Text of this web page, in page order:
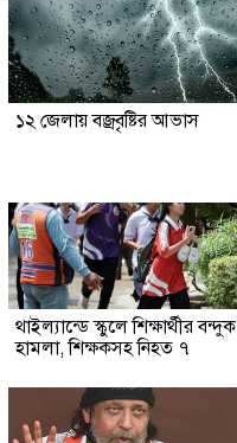
১২ জেলায় বজ্রবৃষ্টির আভাস
থাইল্যান্ডে স্কুলে শিক্ষার্থীর বন্দুক
হামলা, শিক্ষকসহ নিহত ৭